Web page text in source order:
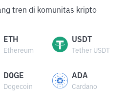
tren di komunitas kripto
ETH
Ethereum
USDT
Tether USDT
DOGE
Dogecoin
ADA
Cardano